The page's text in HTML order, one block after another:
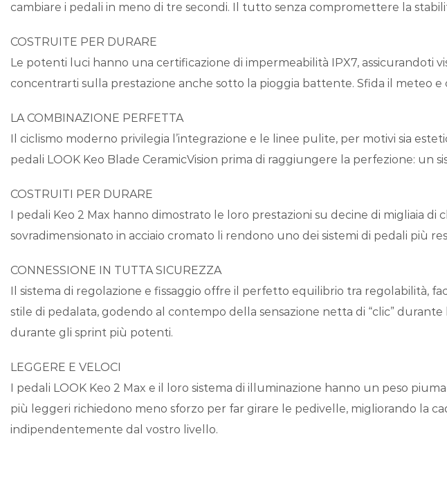
cambiare i pedali in meno di tre secondi. Il tutto senza compromettere la
COSTRUITE PER DURARE
Le potenti luci hanno una certificazione di impermeabilità IPX7,
concentrarti sulla prestazione anche sotto la pioggia battente. Sfida il meteo e
LA COMBINAZIONE PERFETTA
Il ciclismo moderno privilegia l’integrazione e le linee pulite, per motivi sia
pedali LOOK Keo Blade CeramicVision prima di raggiungere la perfezione:
COSTRUITI PER DURARE
I pedali Keo 2 Max hanno dimostrato le loro prestazioni su decine di migliaia
sovradimensionato in acciaio cromato li rendono uno dei sistemi di pedali più
CONNESSIONE IN TUTTA SICUREZZA
Il sistema di regolazione e fissaggio offre il perfetto equilibrio tra regolabilità,
stile di pedalata, godendo al contempo della sensazione netta di “clic”
durante gli sprint più potenti.
LEGGERE E VELOCI
I pedali LOOK Keo 2 Max e il loro sistema di illuminazione hanno un peso
più leggeri richiedono meno sforzo per far girare le pedivelle, migliorando la
indipendentemente dal vostro livello.